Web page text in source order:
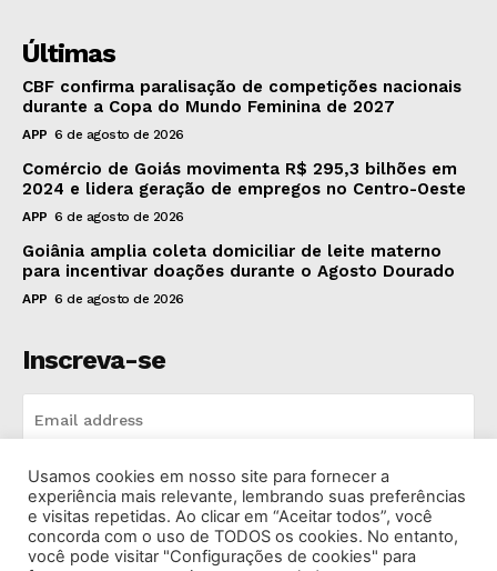
Últimas
CBF confirma paralisação de competições nacionais
durante a Copa do Mundo Feminina de 2027
APP 6 de agosto de 2026
Comércio de Goiás movimenta R$ 295,3 bilhões em
2024 e lidera geração de empregos no Centro-Oeste
APP 6 de agosto de 2026
Goiânia amplia coleta domiciliar de leite materno
para incentivar doações durante o Agosto Dourado
APP 6 de agosto de 2026
Inscreva-se
INSCREVA-SE
I've read and accept thePrivacy Policy.
Usamos cookies em nosso site para fornecer a
experiência mais relevante, lembrando suas preferências
e visitas repetidas. Ao clicar em “Aceitar todos”, você
concorda com o uso de TODOS os cookies. No entanto,
você pode visitar "Configurações de cookies" para